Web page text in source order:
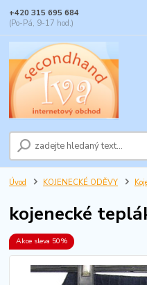
+420 315 695 684
(Po-Pá, 9-17 hod.)
Úvod KOJENECKÉ ODĚVY
kojenecké
Akce sleva 50%